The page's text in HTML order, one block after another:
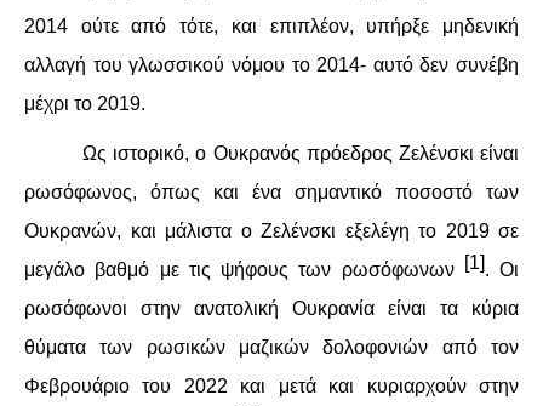
ΕΙΔΉΣΕΙΣ
ΝΕΟΛΑΊΑ
ΑΝΤΙΦΑΣΙΣΤΙΚΌ
ΑΝΤΙΡΑΤΣΙΣΤΙΚΌ
LGBTQIA+
2014 ούτε από τότε, και επιπλέον, υπήρξε μηδενική
αλλαγή του γλωσσικού νόμου το 2014- αυτό δεν συνέβη
μέχρι το 2019.
Ως ιστορικό, ο Ουκρανός πρόεδρος Ζελένσκι είναι
ρωσόφωνος, όπως και ένα σημαντικό ποσοστό των
Ουκρανών, και μάλιστα ο Ζελένσκι εξελέγη το 2019 σε
μεγάλο βαθμό με τις ψήφους των ρωσόφωνων [1]. Οι
ρωσόφωνοι στην ανατολική Ουκρανία είναι τα κύρια
θύματα των ρωσικών μαζικών δολοφονιών από τον
Φεβρουάριο του 2022 και μετά και κυριαρχούν στην